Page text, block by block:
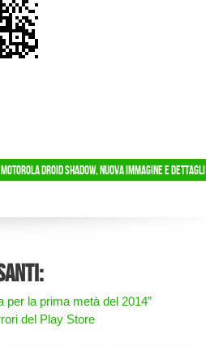
Motorola Droid Shadow, nuova immagine e dettagli
per la prima metà del 2014”
del Play Store